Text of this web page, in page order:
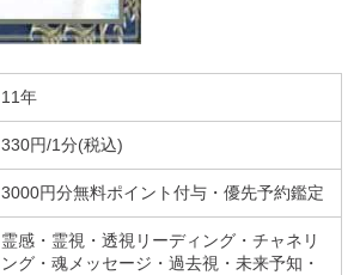
11年
330円/1分(税込)
3000円分無料ポイント付与・優先予約鑑定
霊感・霊視・透視リーディング・チャネリ
ング・魂メッセージ・過去視・未来予知・